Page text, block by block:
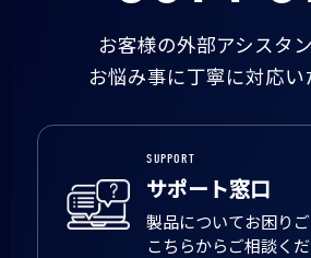
お客様の外部アシスタ
お悩み事に丁寧に対応い
SUPPORT
サポート窓口
製品についてお困り
こちらからご相談くだ